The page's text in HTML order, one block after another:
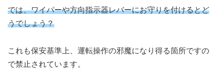
では、ワイパーや方向指示器レバーにお守りを付けるとど
うでしょう？
これも保安基準上、運転操作の邪魔になり得る箇所ですの
で禁止されています。